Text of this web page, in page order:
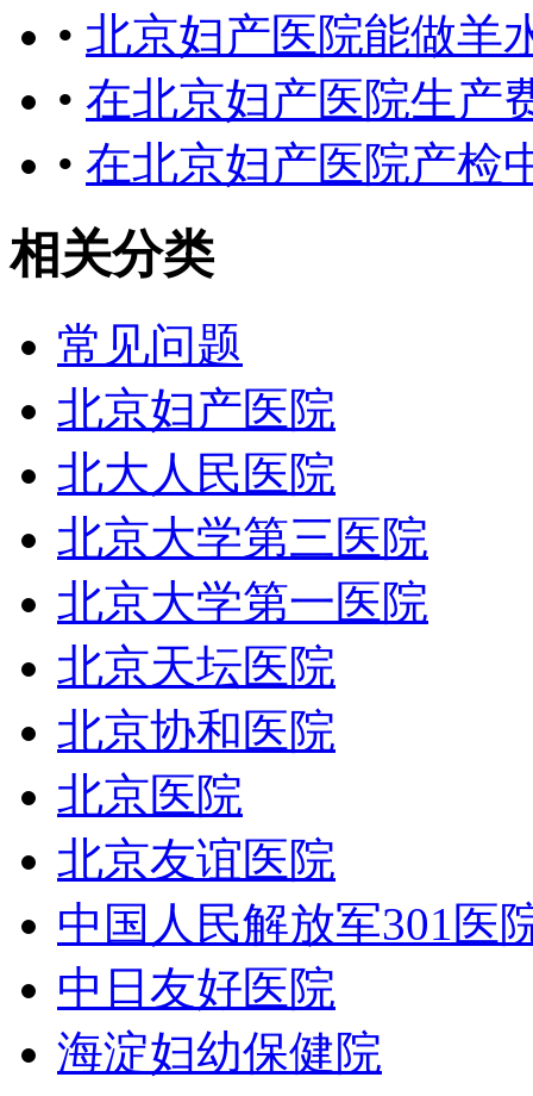
• 北京妇产医院能做羊
• 在北京妇产医院生产
• 在北京妇产医院产检
相关分类
常见问题
北京妇产医院
北大人民医院
北京大学第三医院
北京大学第一医院
北京天坛医院
北京协和医院
北京医院
北京友谊医院
中国人民解放军301医
中日友好医院
海淀妇幼保健院